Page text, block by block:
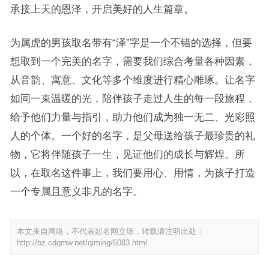
承接上天的恩泽，开启美好的人生篇章。
为属虎的男孩取名带有“泽”字是一个不错的选择，但要
想取到一个完美的名字，需要我们综合考量各种因素，
从音韵、寓意、文化等多个维度进行精心雕琢。让名字
如同一束温暖的光，陪伴孩子走过人生的每一段旅程，
给予他们力量与指引，助力他们成为独一无二、光彩照
人的个体。一个好的名字，是父母送给孩子最珍贵的礼
物，它将伴随孩子一生，见证他们的成长与辉煌。所
以，在取名这件事上，我们要用心、用情，为孩子打造
一个专属且意义非凡的名字。
本文来自网络，不代表起名网立场，转载请注明出处：
http://bz.cdqmw.net/qiming/6083.html